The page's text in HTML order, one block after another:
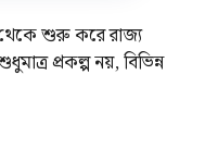
থেকে শুরু করে রাজ্য
প্রকল্প নয়, বিভিন্ন